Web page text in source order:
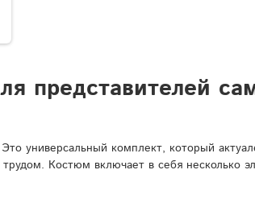
представителей
универсальный комплект, который
Костюм включает в себя несколько